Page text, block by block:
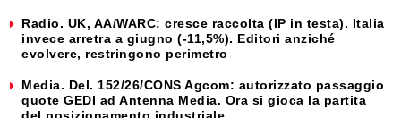
Radio. UK, AA/WARC: cresce raccolta (IP in testa). Italia
invece arretra a giugno (-11,5%). Editori anziché
evolvere, restringono perimetro
Media. Del. 152/26/CONS Agcom: autorizzato passaggio
quote GEDI ad Antenna Media. Ora si gioca la partita
del posizionamento industriale